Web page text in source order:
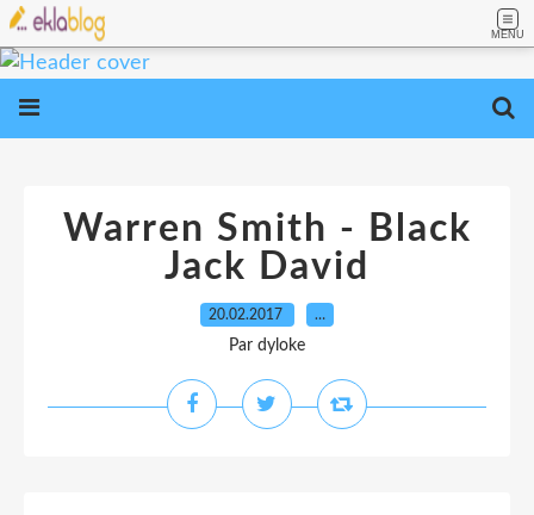
MENU
Warren Smith - Black
Jack David
20.02.2017 …
Par dyloke